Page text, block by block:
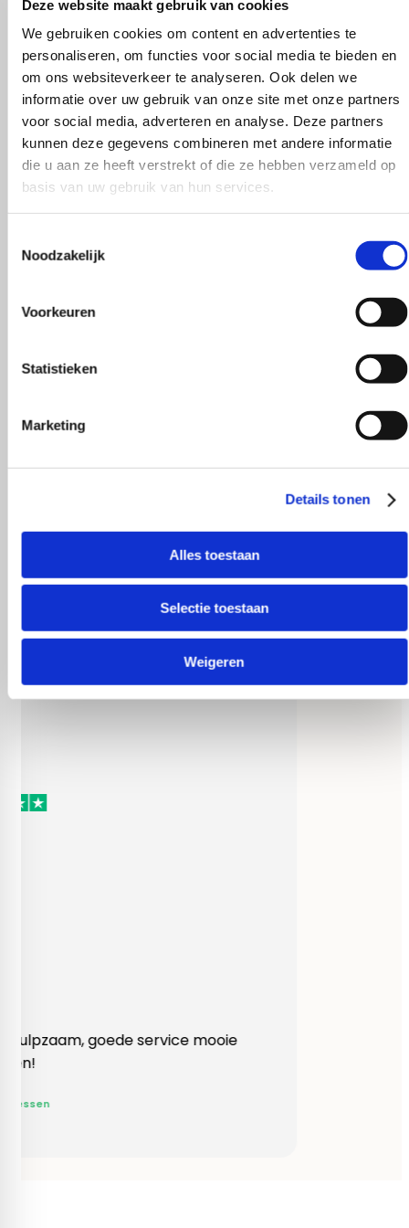
Deze website maakt gebruik van cookies
We gebruiken cookies om content en advertenties te
personaliseren, om functies voor social media te bieden en
om ons websiteverkeer te analyseren. Ook delen we
informatie over uw gebruik van onze site met onze partners
voor social media, adverteren en analyse. Deze partners
kunnen deze gegevens combineren met andere informatie
die u aan ze heeft verstrekt of die ze hebben verzameld op
basis van uw gebruik van hun services.
Noodzakelijk
Voorkeuren
Statistieken
Marketing
Details tonen
Alles toestaan
Selectie toestaan
Weigeren
aanrader! Supergoede en
Vlotte ontvangst
Rieneke, ze heeft
gegeven een erg
Heel behulpzaam, goede service mooie
Yvonne Claessen